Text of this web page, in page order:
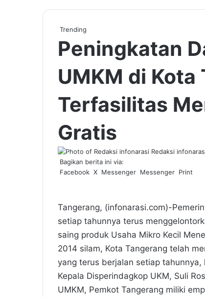
Trending
Peningkatan
UMKM di Kota
Terfasilitas
Gratis
Redaksi
Bagikan berita ini via:
Facebook X Messenger Messenger Print
Tangerang, (infonarasi.com)-
setiap tahunnya terus
saing produk Usaha Mikro Kecil
2014 silam, Kota Tangerang telah
yang terus berjalan setiap tahunnya,
Kepala Disperindagkop UKM, Suli
UMKM, Pemkot Tangerang miliki